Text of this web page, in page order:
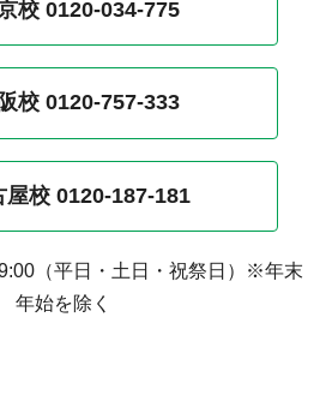
校 0120-034-775
校 0120-757-333
屋校 0120-187-181
（平日・土日・祝祭日）※年末
年始を除く